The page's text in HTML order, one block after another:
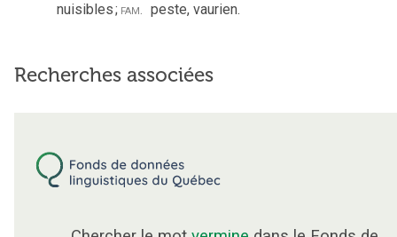
nuisibles; fam. peste, vaurien.
Recherches associées